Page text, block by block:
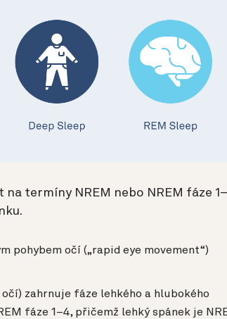
termíny NREM nebo NREM fáze
pohybem očí („rapid eye movement“)
zahrnuje fáze lehkého a hlubokého
fáze 1–4, přičemž lehký spánek je